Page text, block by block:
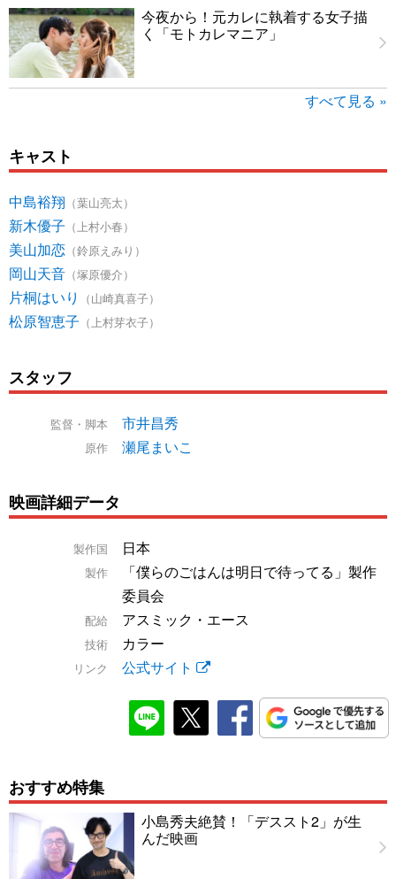
今夜から！元カレに執着する女子描
く「モトカレマニア」
すべて見る »
キャスト
中島裕翔 （葉山亮太）
新木優子 （上村小春）
美山加恋 （鈴原えみり）
岡山天音 （塚原優介）
片桐はいり （山崎真喜子）
松原智恵子 （上村芽衣子）
スタッフ
監督・脚本 市井昌秀
原作 瀬尾まいこ
映画詳細データ
製作国 日本
製作
「僕らのごはんは明日で待ってる」製作
委員会
配給 アスミック・エース
技術 カラー
リンク 公式サイト
おすすめ特集
小島秀夫絶賛！「デススト2」が生
んだ映画